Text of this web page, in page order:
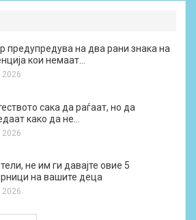
предупредува на два рани знака на
кои немаат…
2026
сака да раѓаат, но да
како да не…
2026
не им ги давајте овие 5
на вашите деца
2026